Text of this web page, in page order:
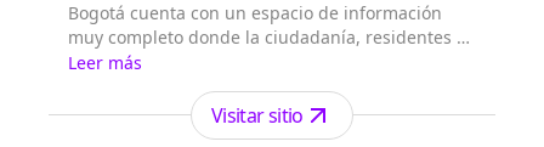
Bogotá cuenta con un espacio de información
muy completo donde la ciudadanía, residentes y
extranjeros pueden consultar la información que
les interesa sobre Bogotá, su historia, sus
localidades, la gestión y principales noticias de la
Administración Distrital.
Leer más
Visitar sitio